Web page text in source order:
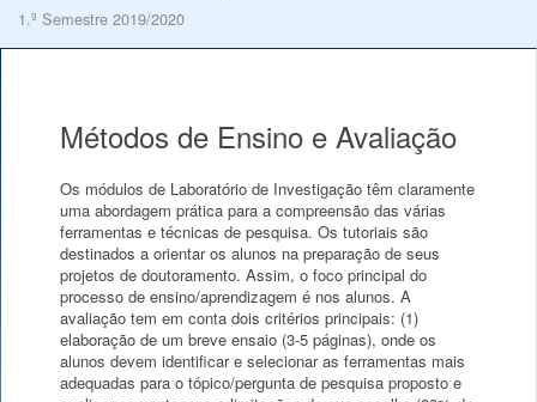
1.º Semestre 2019/2020
Métodos de Ensino e Avaliação
Os módulos de Laboratório de Investigação têm claramente
uma abordagem prática para a compreensão das várias
ferramentas e técnicas de pesquisa. Os tutoriais são
destinados a orientar os alunos na preparação de seus
projetos de doutoramento. Assim, o foco principal do
processo de ensino/aprendizagem é nos alunos. A
avaliação tem em conta dois critérios principais: (1)
elaboração de um breve ensaio (3-5 páginas), onde os
alunos devem identificar e selecionar as ferramentas mais
adequadas para o tópico/pergunta de pesquisa proposto e